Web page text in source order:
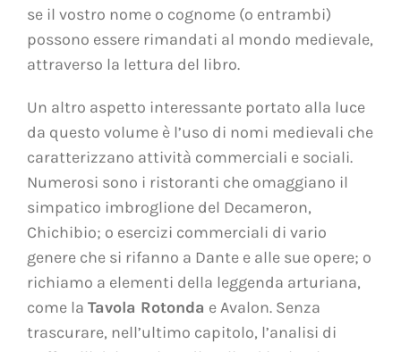
se il vostro nome o cognome (o entrambi)
possono essere rimandati al mondo medievale,
attraverso la lettura del libro.
Un altro aspetto interessante portato alla luce
da questo volume è l’uso di nomi medievali che
caratterizzano attività commerciali e sociali.
Numerosi sono i ristoranti che omaggiano il
simpatico imbroglione del Decameron,
Chichibio; o esercizi commerciali di vario
genere che si rifanno a Dante e alle sue opere; o
richiamo a elementi della leggenda arturiana,
come la Tavola Rotonda e Avalon. Senza
trascurare, nell’ultimo capitolo, l’analisi di